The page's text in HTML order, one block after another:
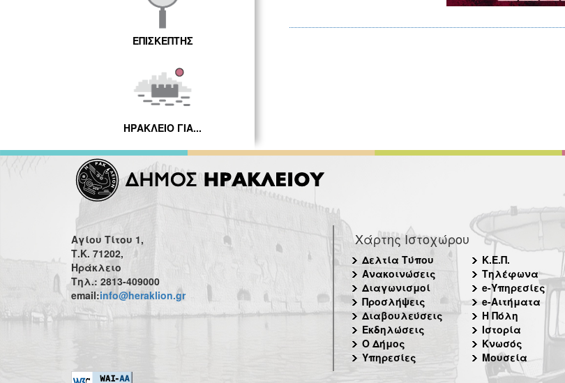
ΕΠΙΣΚΕΠΤΗΣ
ΗΡΑΚΛΕΙΟ ΓΙΑ...
Αγίου Τίτου 1,
Τ.Κ. 71202,
Ηράκλειο
Τηλ.: 2813-409000
email:info@heraklion.gr
Χάρτης Ιστοχώρου
Δελτία Τύπου
Ανακοινώσεις
Διαγωνισμοί
Προσλήψεις
Διαβουλεύσεις
Εκδηλώσεις
Ο Δήμος
Υπηρεσίες
Κ.Ε.Π.
Τηλέφωνα
e-Υπηρεσίες
e-Αιτήματα
Η Πόλη
Ιστορία
Κνωσός
Μουσεία